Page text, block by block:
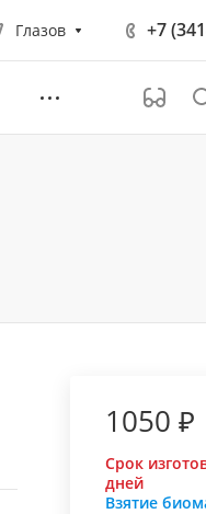
Глазов +7
1050 ₽
Срок
дней
Взятие